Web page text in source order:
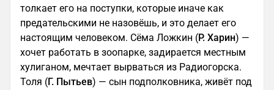
толкает его на поступки, которые иначе как
предательскими не назовёшь, и это делает его
настоящим человеком. Сёма Ложкин (Р. Харин) —
хочет работать в зоопарке, задирается местным
хулиганом, мечтает вырваться из Радиогорска.
Толя (Г. Пытьев) — сын подполковника, живёт под